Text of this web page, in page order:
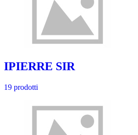
IPIERRE SIR
19 prodotti